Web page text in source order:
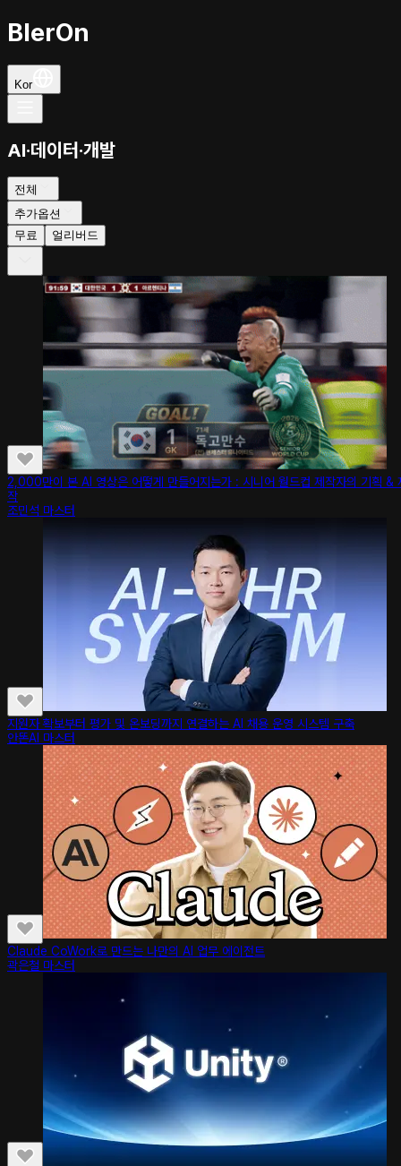
BlerOn
Kor
AI·데이터·개발
전체
추가옵션
무료
얼리버드
2,000만이 본 AI 영상은 어떻게 만들어지는가 : 시니어 월드컵 제작자의 기획 &
작
조민석 마스터
지원자 확보부터 평가 및 온보딩까지 연결하는 AI 채용 운영 시스템 구축
안똔AI 마스터
Claude CoWork로 만드는 나만의 AI 업무 에이전트
곽은철 마스터